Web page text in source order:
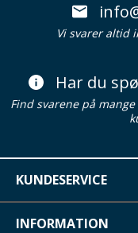
Vi svarer altid
Har du
Find svarene på
KUNDESERVICE
INFORMATION